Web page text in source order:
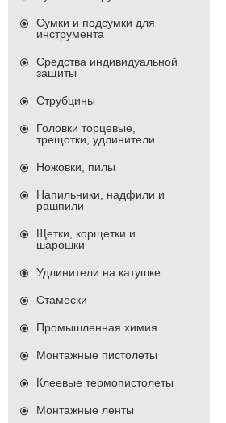
Сумки и подсумки для
инструмента
Средства индивидуальной
защиты
Струбцины
Головки торцевые,
трещотки, удлинители
Ножовки, пилы
Напильники, надфили и
рашпили
Щетки, корщетки и
шарошки
Удлинители на катушке
Стамески
Промышленная химия
Монтажные пистолеты
Клеевые термопистолеты
Монтажные ленты